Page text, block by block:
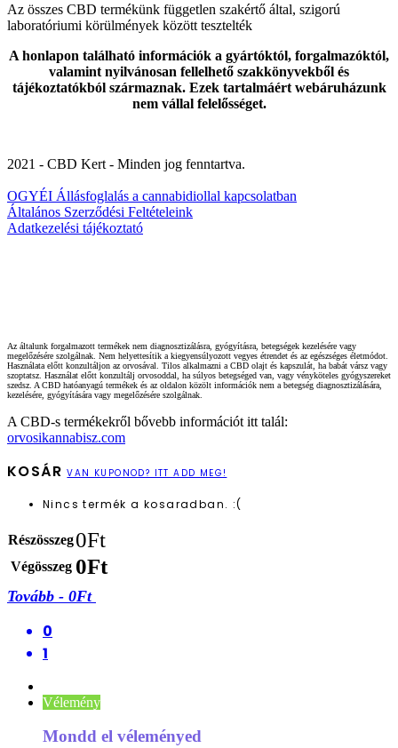
Az összes CBD termékünk független szakértő által, szigorú
laboratóriumi körülmények között tesztelték
A honlapon található információk a gyártóktól, forgalmazóktól,
valamint nyilvánosan fellelhető szakkönyvekből és
tájékoztatókból származnak. Ezek tartalmáért webáruházunk
nem vállal felelősséget.
2021 - CBD Kert - Minden jog fenntartva.
OGYÉI Állásfoglalás a cannabidiollal kapcsolatban
Általános Szerződési Feltételeink
Adatkezelési tájékoztató
Az általunk forgalmazott termékek nem diagnosztizálásra, gyógyításra, betegségek kezelésére vagy
megelőzésére szolgálnak. Nem helyettesítik a kiegyensúlyozott vegyes étrendet és az egészséges életmódot.
Használata előtt konzultáljon az orvosával. Tilos alkalmazni a CBD olajt és kapszulát, ha babát vársz vagy
szoptatsz. Használat előtt konzultálj orvosoddal, ha súlyos betegséged van, vagy vényköteles gyógyszereket
szedsz. A CBD hatóanyagú termékek és az oldalon közölt információk nem a betegség diagnosztizálására,
kezelésére, gyógyítására vagy megelőzésére szolgálnak.
A CBD-s termékekről bővebb információt itt talál:
orvosikannabisz.com
KOSÁRVAN KUPONOD? ITT ADD MEG!
Nincs termék a kosaradban. :(
Részösszeg0Ft
Végösszeg 0Ft
Tovább - 0Ft
0
1
Vélemény
Mondd el véleményed